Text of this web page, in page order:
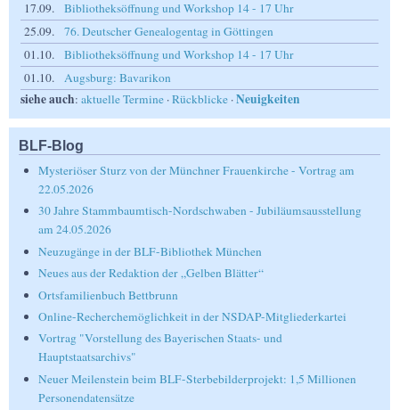
17.09.
Bibliotheksöffnung und Workshop 14 - 17 Uhr
25.09.
76. Deutscher Genealogentag in Göttingen
01.10.
Bibliotheksöffnung und Workshop 14 - 17 Uhr
01.10.
Augsburg: Bavarikon
siehe auch: aktuelle Termine ·Rückblicke ·Neuigkeiten
BLF-Blog
Mysteriöser Sturz von der Münchner Frauenkirche - Vortrag am
22.05.2026
30 Jahre Stammbaumtisch-Nordschwaben - Jubiläumsausstellung
am 24.05.2026
Neuzugänge in der BLF-Bibliothek München
Neues aus der Redaktion der „Gelben Blätter“
Ortsfamilienbuch Bettbrunn
Online-Recherchemöglichkeit in der NSDAP-Mitgliederkartei
Vortrag "Vorstellung des Bayerischen Staats- und
Hauptstaatsarchivs"
Neuer Meilenstein beim BLF-Sterbebilderprojekt: 1,5 Millionen
Personendatensätze